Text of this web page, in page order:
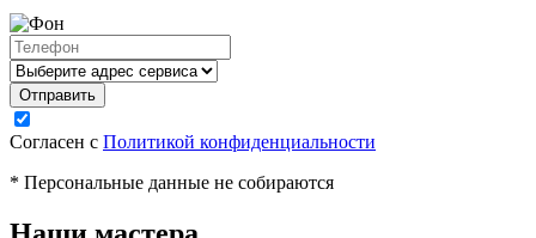
Согласен с Политикой конфиденциальности
* Персональные данные не собираются